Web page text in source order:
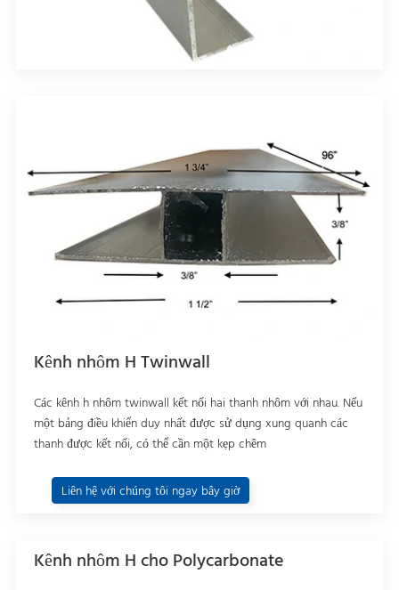
Kênh nhôm H Twinwall
Các kênh h nhôm twinwall kết nối hai thanh nhôm với nhau. Nếu
một bảng điều khiển duy nhất được sử dụng xung quanh các
thanh được kết nối, có thể cần một kẹp chêm
Liên hệ với chúng tôi ngay bây giờ
Kênh nhôm H cho Polycarbonate